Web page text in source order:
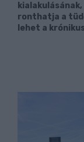
ronthatja a
lehet a